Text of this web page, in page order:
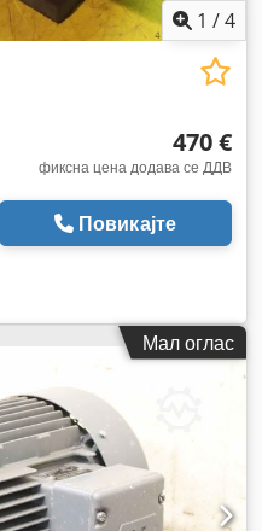
1 /4
470 €
фиксна цена додава се ДДВ
Повикајте
Мал оглас